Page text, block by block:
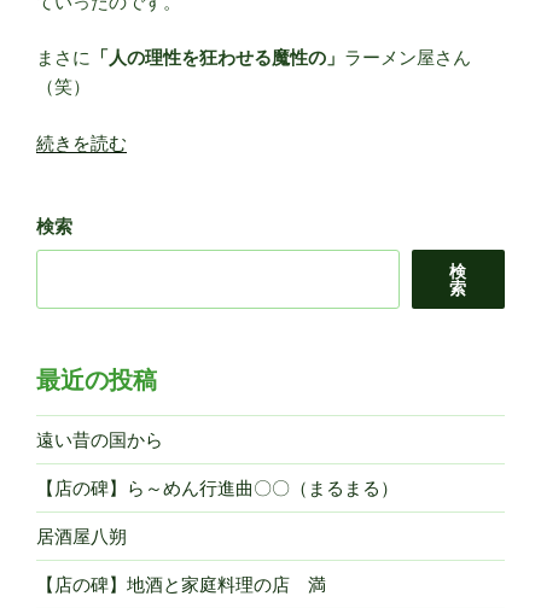
まさに 「人の理性を狂わせる魔性の」 ラーメン屋さん
（笑）
“ら
ん
志
の
続きを読む
検索
検
索
最近の投稿
遠い昔の国から
【店の碑】ら～めん行進曲〇〇（まるまる）
居酒屋八朔
【店の碑】地酒と家庭料理の店 満